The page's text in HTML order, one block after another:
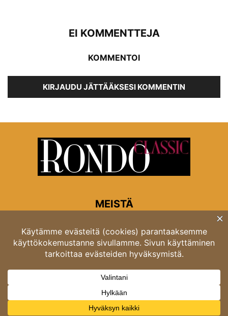
EI KOMMENTTEJA
KOMMENTOI
KIRJAUDU JÄTTÄÄKSESI KOMMENTIN
MEISTÄ
Rondon toimitus
Opastinsilta 6A 00520 Helsinki
Asiakaspalvelu: puh. 03 4246 5318
asiakaspalvelu@rondo.fi
Ota meihin yhteyttä:toimitus@rondo.fi
© Classicus Oy 2026 ver 2.4